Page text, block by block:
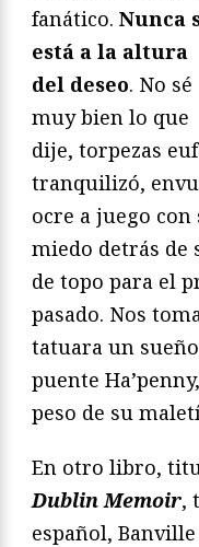
fanático. Nunca
está a la altura
del deseo. No sé
muy bien lo que
dije, torpezas
tranquilizó,
ocre a juego
miedo detrás de
de topo para el
pasado. Nos
tatuara un
puente
peso de su
En otro libro,
Dublin Memoir,
español,